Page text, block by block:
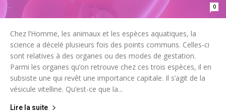
- 0
Chez l’Homme, les animaux et les espèces aquatiques, la
science a décelé plusieurs fois des points communs. Celles-ci
sont relatives à des organes ou des modes de gestation.
Parmi les organes qu’on retrouve chez ces trois espèces, il en
subsiste une qui revêt une importance capitale. Il s’agit de la
vésicule vitelline. Qu’est-ce que la...
Lire la suite